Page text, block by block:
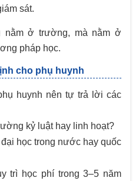
sát.
nằm ở trường, mà nằm ở
pháp học.
cho phụ huynh
huynh nên tự trả lời các
kỷ luật hay linh hoạt?
học trong nước hay quốc
trì học phí trong 3–5 năm